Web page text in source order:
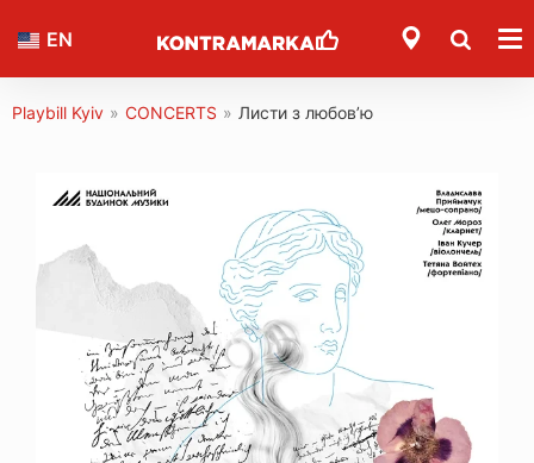
EN
Playbill Kyiv » CONCERTS » Листи з любов’ю